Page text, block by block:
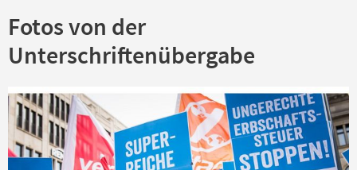
Fotos von der
Unterschriftenübergabe